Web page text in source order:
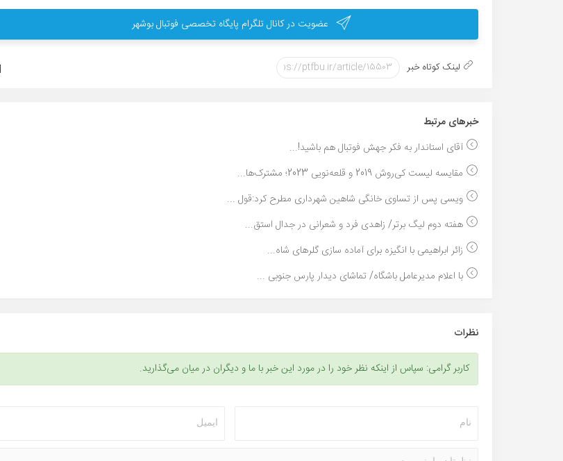
عضویت در کانال تلگرام پایگاه تخصصی فوتبال بوشهر
لینک کوتاه خبر
خبر‌های مرتبط
آقای استاندار به فکر جهش فوتبال هم باشید!...
مقایسه لیست کی‌روش 2019 و قلعه‌نویی 2023؛ مشترک‌ها...
ویسی پس از تساوی خانگی شاهین شهرداری مطرح کرد:قول ...
هفته دوم لیگ برتر/ زاهدی فرد و شعرانی در جدال استق...
زائر ابراهیمی با انگیزه برای آماده سازی گلرهای شاه...
با اعلام مدیرعامل باشگاه/ تماشای دیدار پارس جنوبی ...
نظرات
کاربر گرامی: سپاس از اینکه نظر خود را در مورد این خبر با ما و دیگران در میان می‌گذارید.